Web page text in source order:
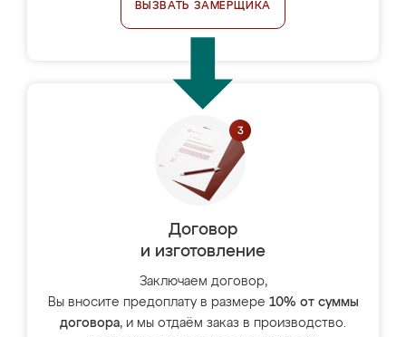
ВЫЗВАТЬ ЗАМЕРЩИКА
Договор
и изготовление
Заключаем договор,
Вы вносите предоплату в размере 10% от суммы
договора, и мы отдаём заказ в производство.